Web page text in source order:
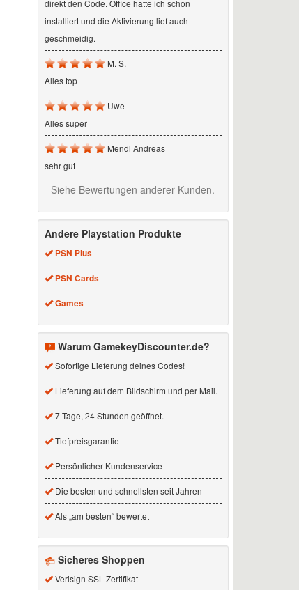
direkt den Code. Office hatte ich schon
installiert und die Aktivierung lief auch
geschmeidig.
M. S.
Alles top
Uwe
Alles super
Mendl Andreas
sehr gut
Siehe Bewertungen anderer Kunden.
Andere Playstation Produkte
PSN Plus
PSN Cards
Games
Warum GamekeyDiscounter.de?
Sofortige Lieferung deines Codes!
Lieferung auf dem Bildschirm und per Mail.
7 Tage, 24 Stunden geöffnet.
Tiefpreisgarantie
Persönlicher Kundenservice
Die besten und schnellsten seit Jahren
Als „am besten“ bewertet
Sicheres Shoppen
Verisign SSL Zertifikat